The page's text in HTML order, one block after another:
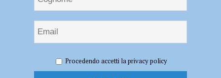
l’intera giornata di sabato 8 marzoProcedendo accetti la privacy policy